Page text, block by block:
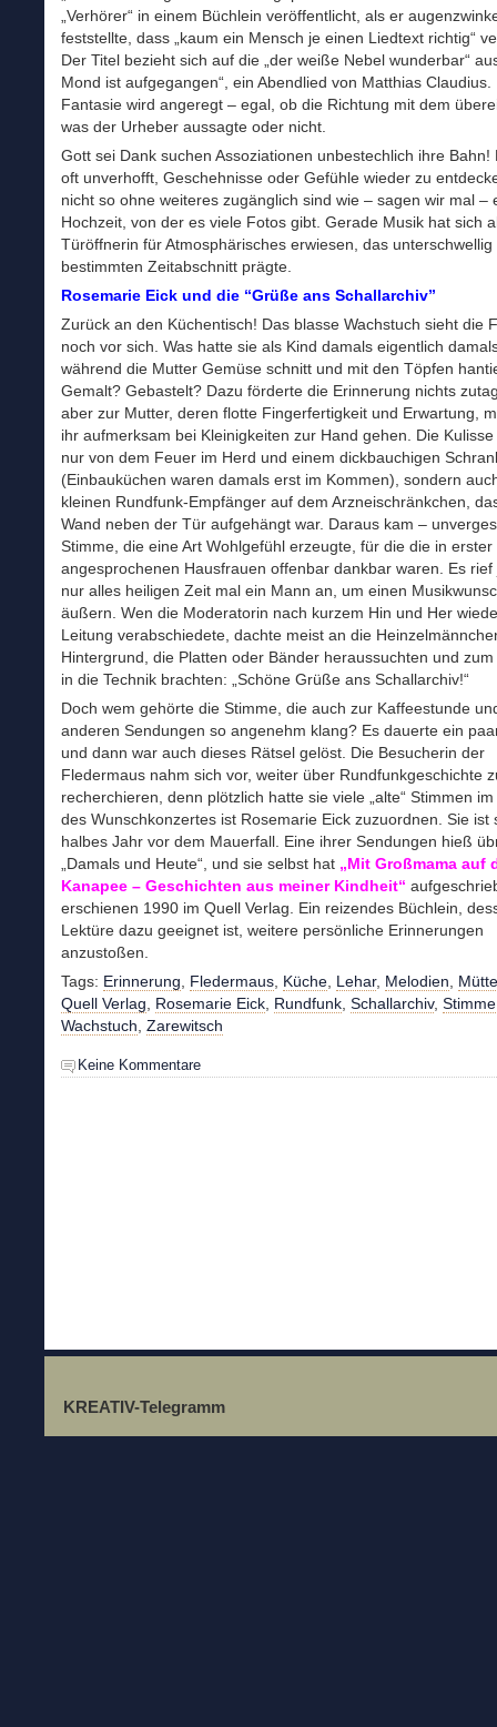
„Verhörer“ in einem Büchlein veröffentlicht, als er
feststellte, dass „kaum ein Mensch je einen Liedtext richtig“
Der Titel bezieht sich auf die „der weiße Nebel wunderbar“
Mond ist aufgegangen“, ein Abendlied von Matthias Claudius.
Fantasie wird angeregt – egal, ob die Richtung mit dem
was der Urheber aussagte oder nicht.
Gott sei Dank suchen Assoziationen unbestechlich ihre Bahn!
oft unverhofft, Geschehnisse oder Gefühle wieder zu
nicht so ohne weiteres zugänglich sind wie – sagen wir mal –
Hochzeit, von der es viele Fotos gibt. Gerade Musik hat sich
Türöffnerin für Atmosphärisches erwiesen, das unterschwellig
bestimmten Zeitabschnitt prägte.
Rosemarie Eick und die “Grüße ans Schallarchiv”
Zurück an den Küchentisch! Das blasse Wachstuch sieht die
noch vor sich. Was hatte sie als Kind damals eigentlich
während die Mutter Gemüse schnitt und mit den Töpfen
Gemalt? Gebastelt? Dazu förderte die Erinnerung nichts
aber zur Mutter, deren flotte Fingerfertigkeit und Erwartung,
ihr aufmerksam bei Kleinigkeiten zur Hand gehen. Die
nur von dem Feuer im Herd und einem dickbauchigen
(Einbauküchen waren damals erst im Kommen), sondern
kleinen Rundfunk-Empfänger auf dem Arzneischränkchen,
Wand neben der Tür aufgehängt war. Daraus kam –
Stimme, die eine Art Wohlgefühl erzeugte, für die die in erster
angesprochenen Hausfrauen offenbar dankbar waren. Es rief
nur alles heiligen Zeit mal ein Mann an, um einen
äußern. Wen die Moderatorin nach kurzem Hin und Her
Leitung verabschiedete, dachte meist an die
Hintergrund, die Platten oder Bänder heraussuchten und zum
in die Technik brachten: „Schöne Grüße ans Schallarchiv!“
Doch wem gehörte die Stimme, die auch zur Kaffeestunde
anderen Sendungen so angenehm klang? Es dauerte ein
und dann war auch dieses Rätsel gelöst. Die Besucherin der
Fledermaus nahm sich vor, weiter über Rundfunkgeschichte
recherchieren, denn plötzlich hatte sie viele „alte“ Stimmen
des Wunschkonzertes ist Rosemarie Eick zuzuordnen. Sie ist
halbes Jahr vor dem Mauerfall. Eine ihrer Sendungen hieß
„Damals und Heute“, und sie selbst hat „Mit Großmama auf
Kanapee – Geschichten aus meiner Kindheit“
erschienen 1990 im Quell Verlag. Ein reizendes Büchlein,
Lektüre dazu geeignet ist, weitere persönliche Erinnerungen
anzustoßen.
Tags: Erinnerung Fledermaus Küche Lehar, Melodien
Quell Verlag
Rosemarie Eick Rundfunk Schallarchiv, Stimme
Wachstuch Zarewitsch
Keine Kommentare
KREATIV-Telegramm